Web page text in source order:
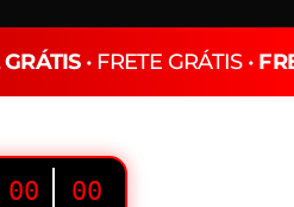
GRÁTIS• FRETE GRÁTIS •
00 00